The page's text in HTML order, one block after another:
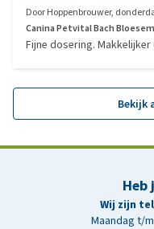
DoorHoppenbrouwer,
Canina Petvital Bach Bloesem
Fijne dosering.
Bekijk
Heb
Wij zijn
Maandag t/